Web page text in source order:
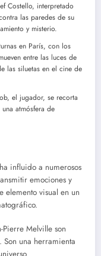
Costello, interpretado
las paredes de su
y misterio.
en París, con los
entre las luces de
las siluetas en el cine de
el jugador, se recorta
atmósfera de
influido a numerosos
emociones y
elemento visual en un
Pierre Melville son
Son una herramienta